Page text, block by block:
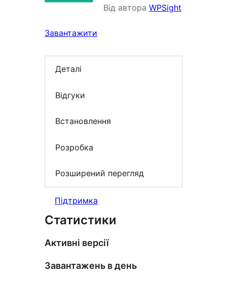
Від автора WPSight
Завантажити
Деталі
Відгуки
Встановлення
Розробка
Розширений перегляд
Підтримка
Статистики
Активні версії
Завантажень в день